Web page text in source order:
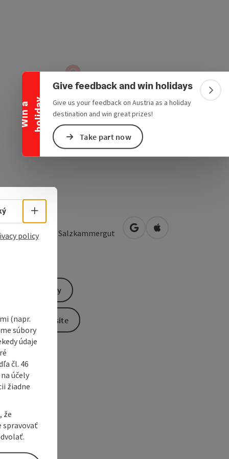
W
i
n
a
h
o
l
i
d
a y
Collapse banner Give feedback and win holidays
Give us your feedback on Austria as a holiday
destination and win great prizes!
Take part now
St. Wolfgang im Salzkammergut open in Google Maps
Open in Apple
Send inquiry
To the website
Select language - Open menu
policy
(napr.
súbory
údaje
čl. 46
účely
žiadne
že
spravovať